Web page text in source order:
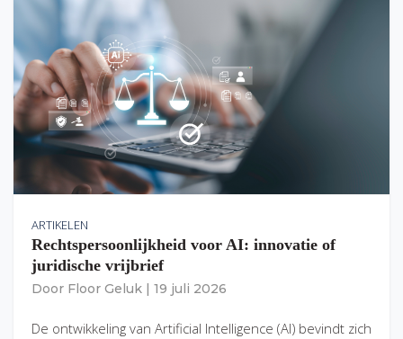
ARTIKELEN
Rechtspersoonlijkheid voor AI: innovatie of
juridische vrijbrief
Door Floor Geluk 19 juli 2026
De ontwikkeling van Artificial Intelligence (AI) bevindt zich